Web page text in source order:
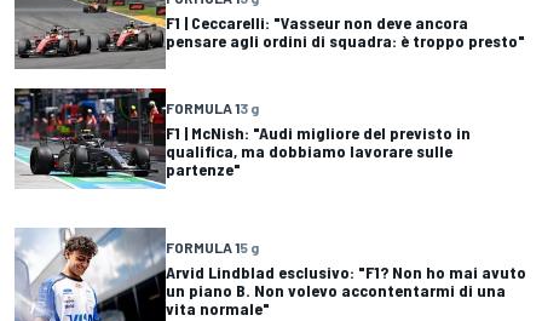
F1 | Ceccarelli: "Vasseur non deve ancora
pensare agli ordini di squadra: è troppo presto"
FORMULA 13 g
F1 | McNish: "Audi migliore del previsto in
qualifica, ma dobbiamo lavorare sulle
partenze"
FORMULA 15 g
Arvid Lindblad esclusivo: "F1? Non ho mai avuto
un piano B. Non volevo accontentarmi di una
vita normale"